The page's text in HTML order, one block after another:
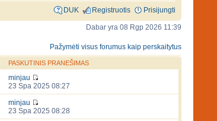
DUK Registruotis Prisijungti
Dabar yra 08 Rgp 2026 11:39
Pažymėti visus forumus kaip perskaitytus
PASKUTINIS PRANEŠIMAS
minjau
23 Spa 2025 08:27
minjau
23 Spa 2025 08:28